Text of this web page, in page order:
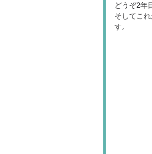
どうぞ2年
そしてこ
す。